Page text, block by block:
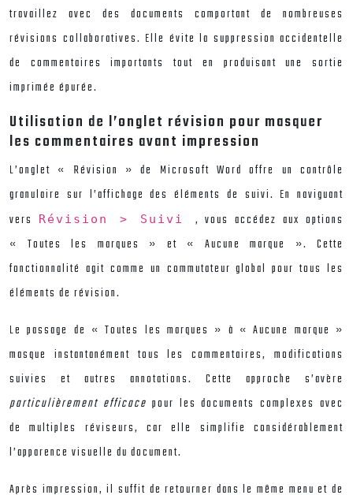
travaillez avec des documents comportant de nombreuses
révisions collaboratives. Elle évite la suppression accidentelle
de commentaires importants tout en produisant une sortie
imprimée épurée.
Utilisation de l’onglet révision pour masquer
les commentaires avant impression
L’onglet « Révision » de Microsoft Word offre un contrôle
granulaire sur l’affichage des éléments de suivi. En naviguant
vers
Révision > Suivi , vous accédez aux options
« Toutes les marques » et « Aucune marque ». Cette
fonctionnalité agit comme un commutateur global pour tous les
éléments de révision.
Le passage de « Toutes les marques » à « Aucune marque »
masque instantanément tous les commentaires, modifications
suivies et autres annotations. Cette approche s’avère
particulièrement efficace pour les documents complexes avec
de multiples réviseurs, car elle simplifie considérablement
l’apparence visuelle du document.
Après impression, il suffit de retourner dans le même menu et de